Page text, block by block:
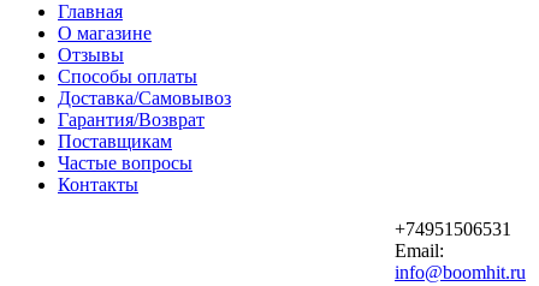
Главная
О магазине
Отзывы
Способы оплаты
Доставка/Самовывоз
Гарантия/Возврат
Поставщикам
Частые вопросы
Контакты
+74951506531
Email:
info@boomhit.ru